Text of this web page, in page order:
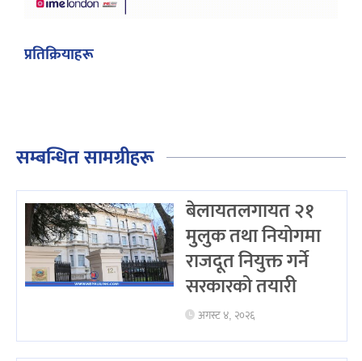
प्रतिक्रियाहरू
सम्बन्धित सामग्रीहरू
बेलायतलगायत २१
मुलुक तथा नियोगमा
राजदूत नियुक्त गर्ने
सरकारको तयारी
अगस्ट ४, २०२६